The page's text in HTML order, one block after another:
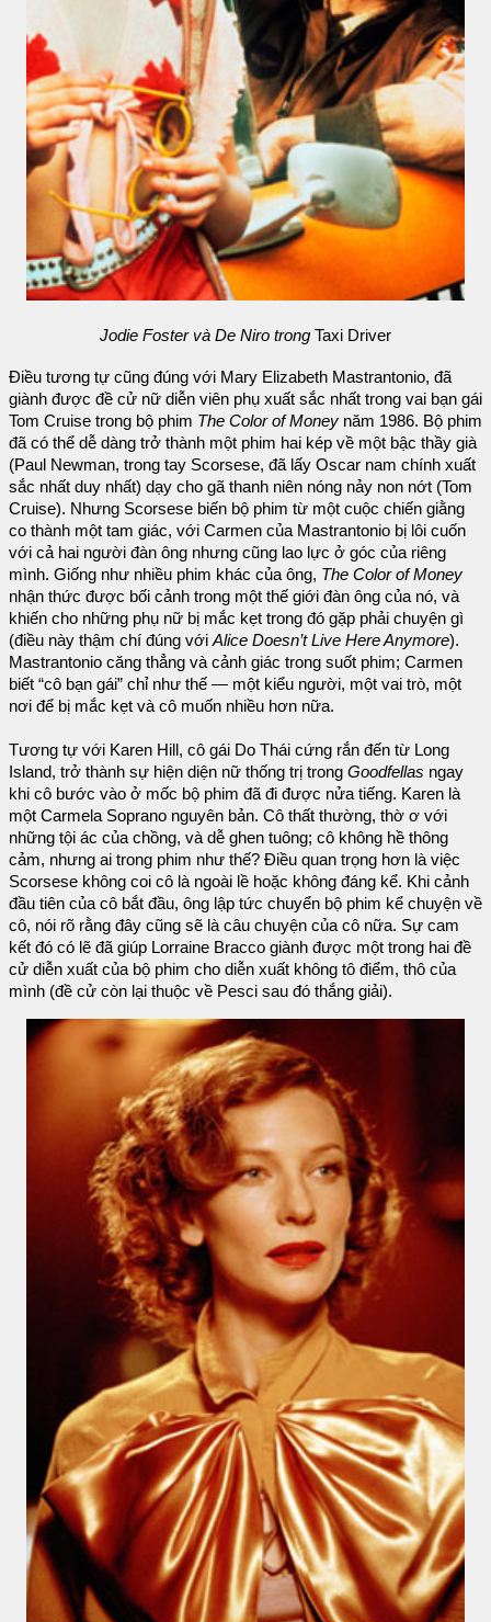
Jodie Foster và De Niro trong Taxi Driver
Điều tương tự cũng đúng với Mary Elizabeth Mastrantonio, đã
giành được đề cử nữ diễn viên phụ xuất sắc nhất trong vai bạn gái
Tom Cruise trong bộ phim The Color of Money năm 1986. Bộ phim
đã có thể dễ dàng trở thành một phim hai kép về một bậc thầy già
(Paul Newman, trong tay Scorsese, đã lấy Oscar nam chính xuất
sắc nhất duy nhất) dạy cho gã thanh niên nóng nảy non nớt (Tom
Cruise). Nhưng Scorsese biến bộ phim từ một cuộc chiến giằng
co thành một tam giác, với Carmen của Mastrantonio bị lôi cuốn
với cả hai người đàn ông nhưng cũng lao lực ở góc của riêng
mình. Giống như nhiều phim khác của ông, The Color of Money
nhận thức được bối cảnh trong một thế giới đàn ông của nó, và
khiến cho những phụ nữ bị mắc kẹt trong đó gặp phải chuyện gì
(điều này thậm chí đúng với Alice Doesn’t Live Here Anymore).
Mastrantonio căng thẳng và cảnh giác trong suốt phim; Carmen
biết “cô bạn gái” chỉ như thế — một kiểu người, một vai trò, một
nơi để bị mắc kẹt và cô muốn nhiều hơn nữa.
Tương tự với Karen Hill, cô gái Do Thái cứng rắn đến từ Long
Island, trở thành sự hiện diện nữ thống trị trong Goodfellas ngay
khi cô bước vào ở mốc bộ phim đã đi được nửa tiếng. Karen là
một Carmela Soprano nguyên bản. Cô thất thường, thờ ơ với
những tội ác của chồng, và dễ ghen tuông; cô không hề thông
cảm, nhưng ai trong phim như thế? Điều quan trọng hơn là việc
Scorsese không coi cô là ngoài lề hoặc không đáng kể. Khi cảnh
đầu tiên của cô bắt đầu, ông lập tức chuyển bộ phim kể chuyện về
cô, nói rõ rằng đây cũng sẽ là câu chuyện của cô nữa. Sự cam
kết đó có lẽ đã giúp Lorraine Bracco giành được một trong hai đề
cử diễn xuất của bộ phim cho diễn xuất không tô điểm, thô của
mình (đề cử còn lại thuộc về Pesci sau đó thắng giải).